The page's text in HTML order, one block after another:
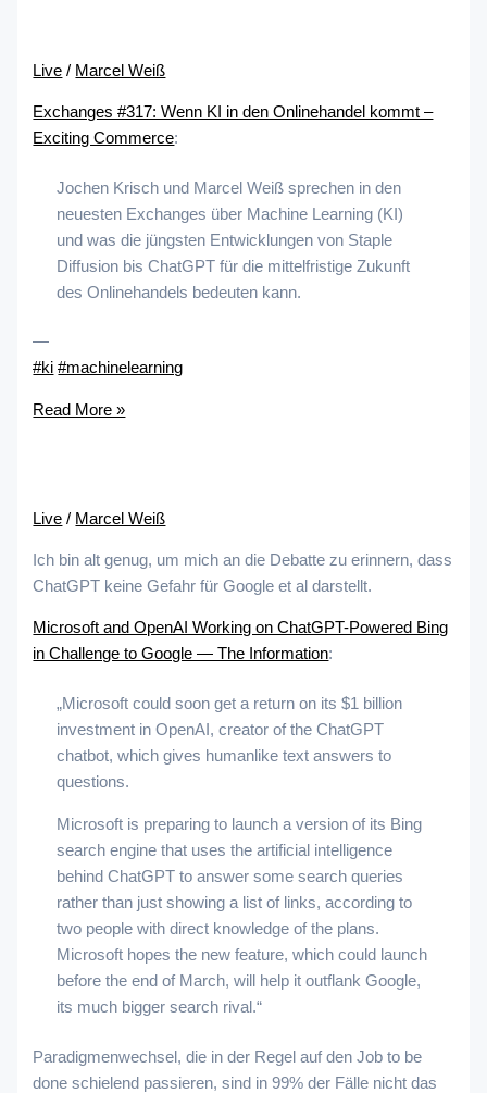
Live / Marcel Weiß
Exchanges #317: Wenn KI in den Onlinehandel kommt –
Exciting Commerce:
Jochen Krisch und Marcel Weiß sprechen in den
neuesten Exchanges über Machine Learning (KI)
und was die jüngsten Entwicklungen von Staple
Diffusion bis ChatGPT für die mittelfristige Zukunft
des Onlinehandels bedeuten kann.
—
#ki #machinelearning
Read More »
Live / Marcel Weiß
Ich bin alt genug, um mich an die Debatte zu erinnern, dass
ChatGPT keine Gefahr für Google et al darstellt.
Microsoft and OpenAI Working on ChatGPT-Powered Bing
in Challenge to Google — The Information:
„Microsoft could soon get a return on its $1 billion
investment in OpenAI, creator of the ChatGPT
chatbot, which gives humanlike text answers to
questions.
Microsoft is preparing to launch a version of its Bing
search engine that uses the artificial intelligence
behind ChatGPT to answer some search queries
rather than just showing a list of links, according to
two people with direct knowledge of the plans.
Microsoft hopes the new feature, which could launch
before the end of March, will help it outflank Google,
its much bigger search rival.“
Paradigmenwechsel, die in der Regel auf den Job to be
done schielend passieren, sind in 99% der Fälle nicht das